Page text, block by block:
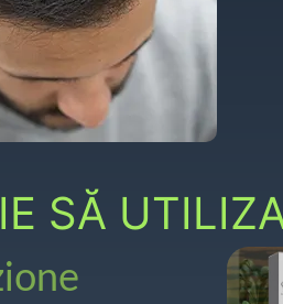
SĂ